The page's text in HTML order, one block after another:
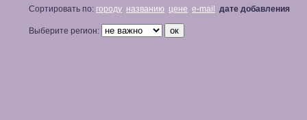
Сортировать по: городу названию цене e-mail дате добавления
Выберите регион: